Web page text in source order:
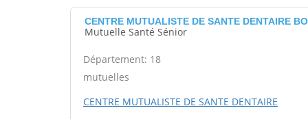
CENTRE MUTUALISTE DE SANTE DENTAIRE
Mutuelle Santé Sénior
Département: 18
mutuelles
CENTRE MUTUALISTE DE SANTE DENTAIRE